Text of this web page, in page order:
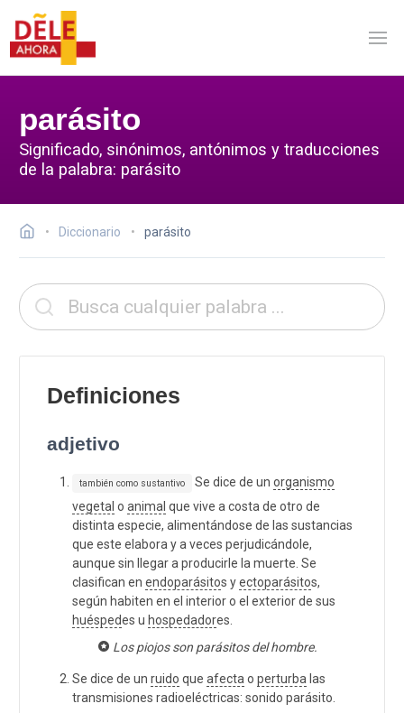
parásito
Significado, sinónimos, antónimos y traducciones
de la palabra: parásito
Diccionario parásito
Definiciones
adjetivo
también como sustantivo Se dice de un organismo
vegetal o animal que vive a costa de otro de
distinta especie, alimentándose de las sustancias
que este elabora y a veces perjudicándole,
aunque sin llegar a producirle la muerte. Se
clasifican en endoparásitos yectoparásitos,
según habiten en el interior o el exterior de sus
huéspedes u hospedadores.
Los piojos son parásitos del hombre.
Se dice de un ruido que afecta o perturba las
transmisiones radioeléctricas: sonido parásito.